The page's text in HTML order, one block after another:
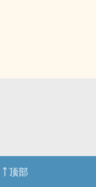
看文前先降低期
出
的存在。
顶部